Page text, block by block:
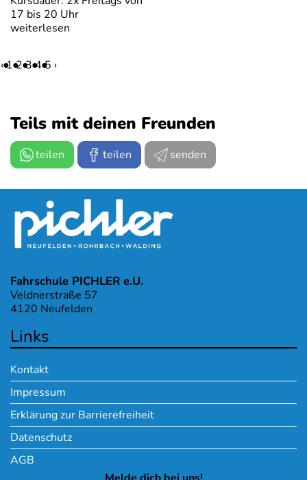
17 bis 20 Uhr
weiterlesen
‹1 2 3 4 5 ›
Teils mit deinen Freunden
teilen teilen senden
Fahrschule PICHLER e.U.
Veldnerstraße 57
4120 Neufelden
Links
Kontakt
Impressum
Erklärung zur Barrierefreiheit
Datenschutz
AGB